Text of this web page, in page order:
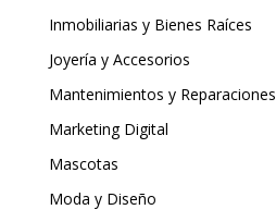
Inmobiliarias y Bienes Raíces
Joyería y Accesorios
Mantenimientos y Reparaciones
Marketing Digital
Mascotas
Moda y Diseño